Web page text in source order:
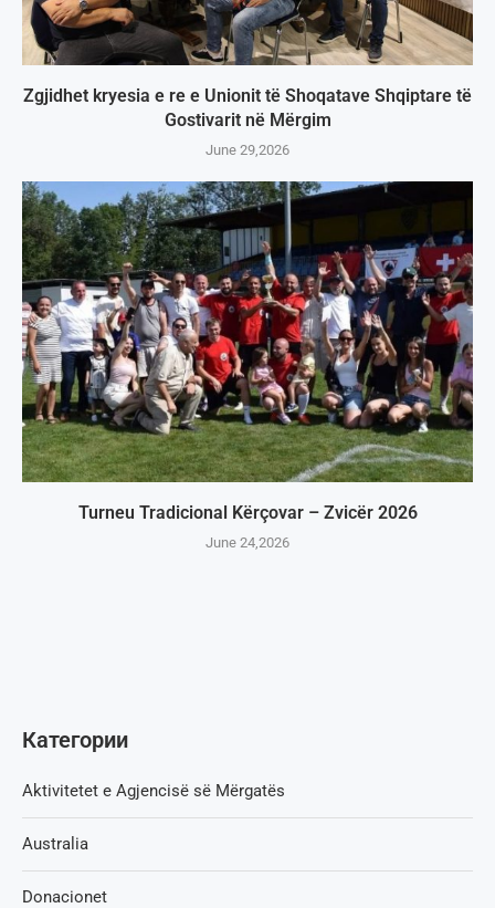
Zgjidhet kryesia e re e Unionit të Shoqatave Shqiptare të
Gostivarit në Mërgim
June 29,2026
Turneu Tradicional Kërçovar – Zvicër 2026
June 24,2026
Категории
Aktivitetet e Agjencisë së Мërgatës
Australia
Donacionet